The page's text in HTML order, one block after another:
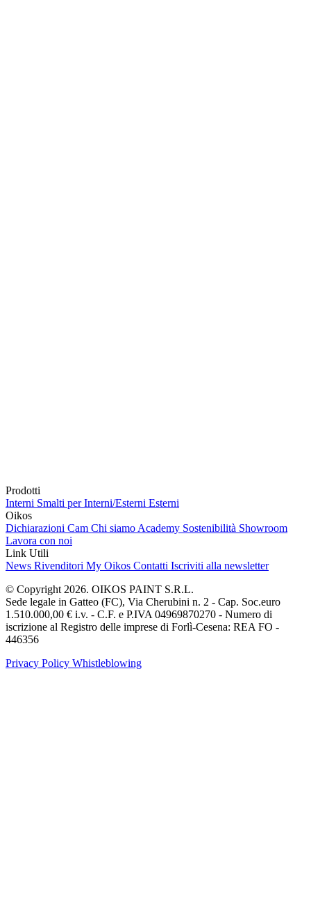
Prodotti
Interni Smalti per Interni/Esterni Esterni
Oikos
Dichiarazioni Cam Chi siamo Academy Sostenibilità Showroom
Lavora con noi
Link Utili
News Rivenditori My Oikos Contatti Iscriviti alla newsletter
© Copyright 2026. OIKOS PAINT S.R.L.
Sede legale in Gatteo (FC), Via Cherubini n. 2 - Cap. Soc.euro
1.510.000,00 € i.v. - C.F. e P.IVA 04969870270 - Numero di
iscrizione al Registro delle imprese di Forlì-Cesena: REA FO -
446356
Privacy Policy Whistleblowing